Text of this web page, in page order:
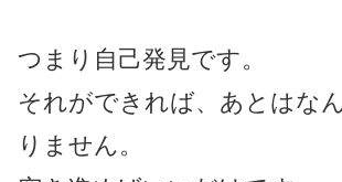
つまり自己発見です。
それができれば、あとはな
りません。